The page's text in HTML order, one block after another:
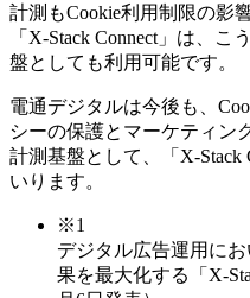
計測もCookie利用制限の影
「X-Stack Connect」は、こ
盤としても利用可能です。
電通デジタルは今後も、
シーの保護とマーケティン
計測基盤として、「X-Stack
いります。
※1
デジタル広告運用に
果を最大化する「X-